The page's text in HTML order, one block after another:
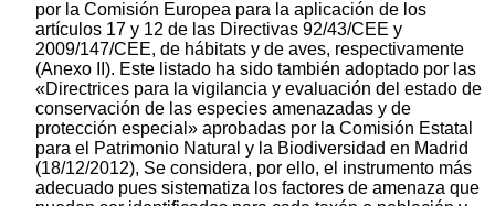
por la Comisión Europea para la aplicación de los
artículos 17 y 12 de las Directivas 92/43/CEE y
2009/147/CEE, de hábitats y de aves, respectivamente
(Anexo II). Este listado ha sido también adoptado por las
«Directrices para la vigilancia y evaluación del estado de
conservación de las especies amenazadas y de
protección especial» aprobadas por la Comisión Estatal
para el Patrimonio Natural y la Biodiversidad en Madrid
(18/12/2012), Se considera, por ello, el instrumento más
adecuado pues sistematiza los factores de amenaza que